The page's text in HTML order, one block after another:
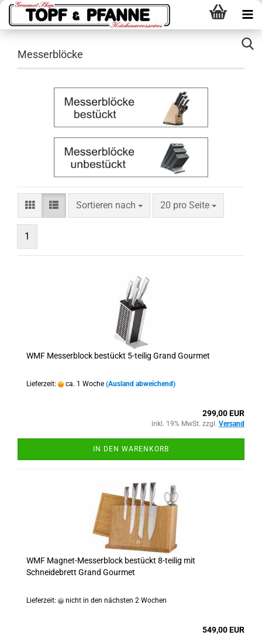
Messerblöcke
Sortieren nach
Sortieren nach 20 pro Seite
pro Seite
1
WMF Messerblock bestückt 5-teilig Grand Gourmet
Lieferzeit: ca. 1 Woche (Ausland abweichend)
299,00 EUR
inkl. 19% MwSt. zzgl. Versand
IN DEN WARENKORB
WMF Magnet-Messerblock bestückt 8-teilig mit
Schneidebrett Grand Gourmet
Lieferzeit: nicht in den nächsten 2 Wochen
549,00 EUR